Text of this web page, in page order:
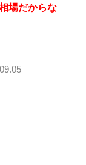
場だからな